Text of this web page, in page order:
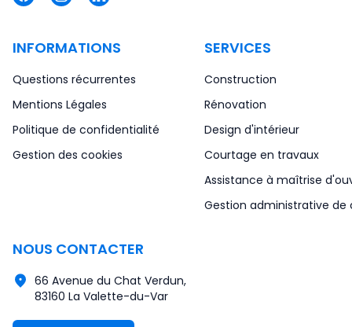
INFORMATIONS
Questions récurrentes
Mentions Légales
Politique de confidentialité
Gestion des cookies
SERVICES
Construction
Rénovation
Design d'intérieur
Courtage en travaux
Assistance à maîtrise
Gestion administrative de
NOUS CONTACTER
66 Avenue du Chat Verdun,
83160 La Valette-du-Var